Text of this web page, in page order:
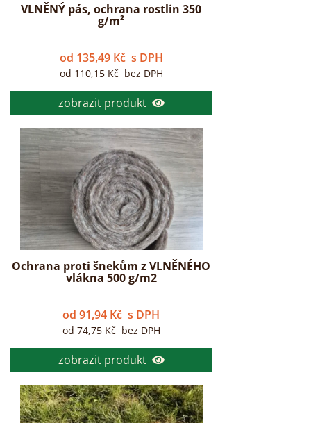
VLNĚNÝ pás, ochrana rostlin 350
g/m²
od 135,49 Kč s DPH
od 110,15 Kč bez DPH
zobrazit produkt
Ochrana proti šnekům z VLNĚNÉHO
vlákna 500 g/m2
od 91,94 Kč s DPH
od 74,75 Kč bez DPH
zobrazit produkt